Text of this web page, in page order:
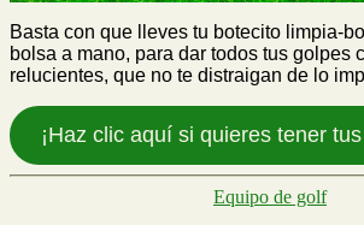
Basta con que lleves tu botecito limpia-
bolsa a mano, para dar todos tus golpes
relucientes, que no te distraigan de lo
¡Haz clic aquí si quieres tener
Categorías
Equipo de golf